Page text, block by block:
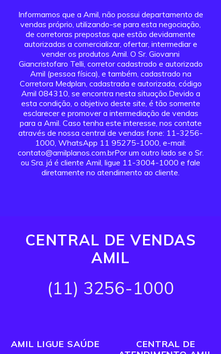
Informamos que a Amil, não possui departamento de
vendas próprio, utilizando-se para esta negociação,
de corretoras prepostas que estão devidamente
autorizadas a comercializar, ofertar, intermediar e
vender os produtos Amil. O Sr. Giovanni
Giancristofaro Telli, corretor cadastrado e autorizado
Amil (pessoa física), e também, cadastrado na
Corretora Medplan, cadastrada e autorizada, código
Amil 084310, se encontra nesta situação.Devido a
esta condição, o objetivo deste site, é tão somente
esclarecer e promover a intermediação de vendas
para a Amil. Caso tenha este interesse, nos contate
através de nossa central de vendas fone: 11-3256-
1000, WhatsApp 11 95275-1000, e-mail:
contato@amilplanos.com.brPor um outro lado se o Sr.
ou Sra. já é cliente Amil, ligue 11-3004-1000 e fale
diretamente no atendimento ao cliente.
CENTRAL DE VENDAS
AMIL
(11) 3256-1000
AMIL LIGUE SAÚDE
CENTRAL DE